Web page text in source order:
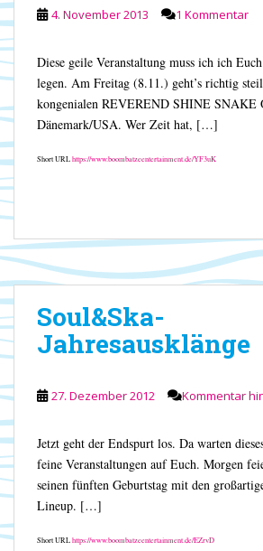
4. November 2013 1 Kommentar
Diese geile Veranstaltung muss ich ich
legen. Am Freitag (8.11.) geht’s richtig
kongenialen REVEREND SHINE SNAKE
Dänemark/USA. Wer Zeit hat, […]
Short URLhttps://www.boombatzeentertainment.de/YF3uK
Soul&Ska-
Jahresausklänge
27. Dezember 2012 Kommentar
Jetzt geht der Endspurt los. Da warten
feine Veranstaltungen auf Euch. Morgen
seinen fünften Geburtstag mit den
Lineup. […]
Short URLhttps://www.boombatzeentertainment.de/EZrvD